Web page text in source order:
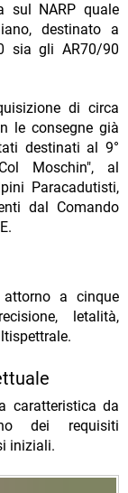
sul NARP quale
destinato a
sia gli AR70/90
di circa
le consegne già
destinati al 9°
Moschin", al
Paracadutisti,
dal Comando
a cinque
letalità,
caratteristica da
dei requisiti
iniziali.